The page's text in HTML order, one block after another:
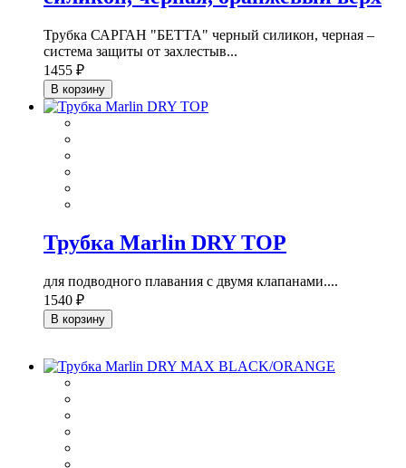
Трубка САРГАН "БЕТТА" черный силикон, черная –
система защиты от захлестыв...
1455 ₽
В корзину
Трубка Marlin DRY TOP
для подводного плавания с двумя клапанами....
1540 ₽
В корзину